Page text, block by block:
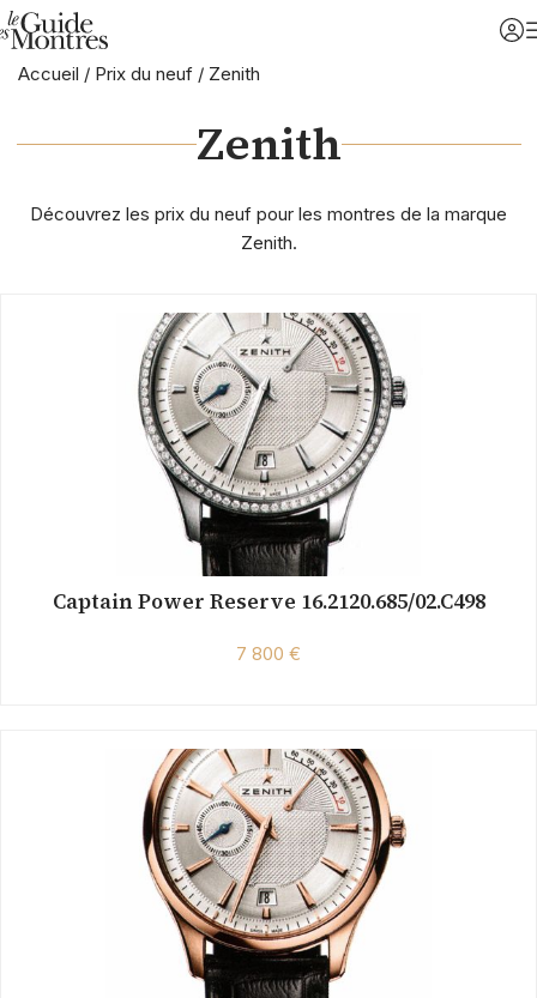
Accueil / Prix du neuf / Zenith
Zenith
Découvrez les prix du neuf pour les montres de la marque
Zenith.
Captain Power Reserve 16.2120.685/02.C498
7 800 €